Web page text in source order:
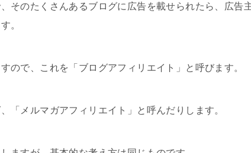
そのたくさんあるブログに広告を載せられたら、広告
。
ので、これを「ブログアフィリエイト」と呼びます。
「メルマガアフィリエイト」と呼んだりします。